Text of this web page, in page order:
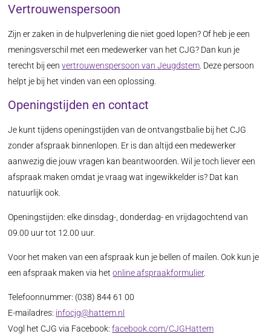
Vertrouwenspersoon
Zijn er zaken in de hulpverlening die niet goed lopen? Of heb je een
meningsverschil met een medewerker van het CJG? Dan kun je
terecht bij eenvertrouwenspersoon van Jeugdstem . Deze persoon
helpt je bij het vinden van een oplossing.
Openingstijden en contact
Je kunt tijdens openingstijden van de ontvangstbalie bij het CJG
zonder afspraak binnenlopen. Er is dan altijd een medewerker
aanwezig die jouw vragen kan beantwoorden. Wil je toch liever een
afspraak maken omdat je vraag wat ingewikkelder is? Dat kan
natuurlijk ook.
Openingstijden: elke dinsdag-, donderdag- en vrijdagochtend van
09.00 uur tot 12.00 uur.
Voor het maken van een afspraak kun je bellen of mailen. Ook kun je
een afspraak maken via hetonline afspraakformulier.
Telefoonnummer: (038) 844 61 00
E-mailadres: infocjg@hattem.nl
Vogl het CJG via Facebook:facebook.com/CJGHattem